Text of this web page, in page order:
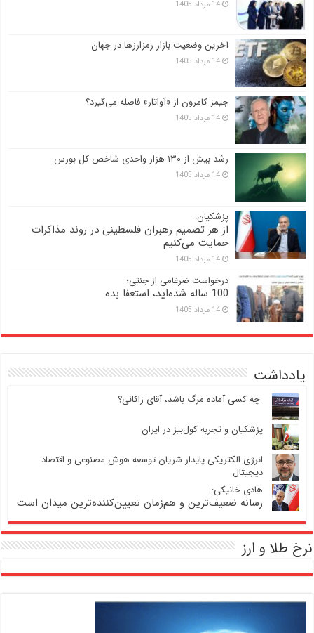
14 مرداد 1405
آخرین وضعیت بازار رمزارزها در جهان
14 مرداد 1405
جیمز کامرون از «آواتار» فاصله می‌گیرد؟
14 مرداد 1405
رشد بیش از ۱۳۰ هزار واحدی شاخص کل بورس
14 مرداد 1405
پزشکیان:
از هر تصمیم رهبران فلسطینی در روند مذاکرات
حمایت می‌کنیم
14 مرداد 1405
درخواست ضرغامی از جنتی؛
100 ساله شده‌اید، استعفا بده
14 مرداد 1405
یادداشت
‍ چه کسی آماده مرگ باشد، آقای زاکانی؟
پزشکیان و تجربه کول‌بیز در ایران
انرژی الکتریکی پایدار شریان توسعه هوش مصنوعی و اقتصاد
دیجیتال
هادی خانیکی:
رسانه ضعیف‌ترین و هم‌زمان تعیین‌کننده‌ترین میدان است
نرخ طلا و ارز